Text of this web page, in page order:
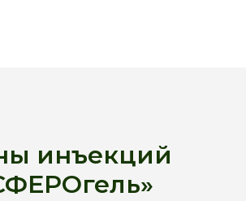
инъекций